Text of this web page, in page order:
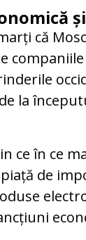
că
companiile
la
ce în ce
de